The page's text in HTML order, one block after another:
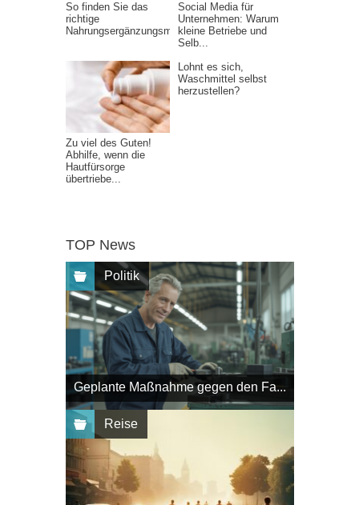
So finden Sie das
richtige
Nahrungsergänzungsmittel
Social Media für
Unternehmen: Warum
kleine Betriebe und
Selb...
Zu viel des Guten!
Abhilfe, wenn die
Hautfürsorge
übertriebe...
Lohnt es sich,
Waschmittel selbst
herzustellen?
TOP News
Politik
Geplante Maßnahme gegen den Fa...
Reise